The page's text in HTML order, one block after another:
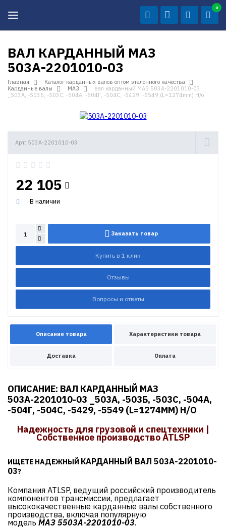
0
ВАЛ КАРДАННЫЙ МАЗ
503А-2201010-03
Главная
Каталог карданных валов оптом эталонного качества
Карданные валы
МАЗ
вал карданный МАЗ 503А-2201010-03
_503А, -503Б, -503С, -504А, -504Г, -504С, -5429, -5549 (L=1274mm) Н/о
Арт: 503А-2201010-03
22 105
В наличии
Заказать товар
Купить в 1 клик
Отзывы
Вопросы и ответы
Описание товара Характеристики товара
Доставка Оплата
ОПИСАНИЕ: ВАЛ КАРДАННЫЙ МАЗ
503А-2201010-03 _503А, -503Б, -503С, -504А,
-504Г, -504С, -5429, -5549 (L=1274MM) Н/О
Надежность для грузовой и спецтехники |
Собственное производство ATLSP
ИЩЕТЕ НАДЕЖНЫЙ КАРДАННЫЙ ВАЛ 503А-2201010-
03?
Компания ATLSP, ведущий российский производитель
компонентов трансмиссии, предлагает
высококачественные карданные валы собственного
производства, включая популярную
модель МАЗ 5503А-2201010-03.